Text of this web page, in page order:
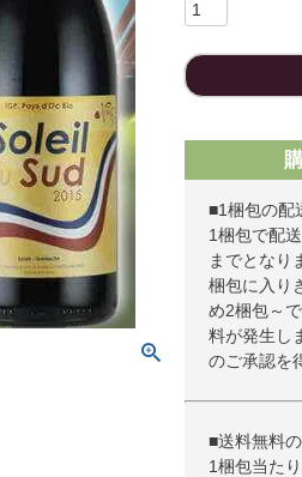
■1梱包の配
1梱包で配
までとなり
梱包に入り
め2梱包～
料が発生し
のご承認を
■送料無料
1梱包当た